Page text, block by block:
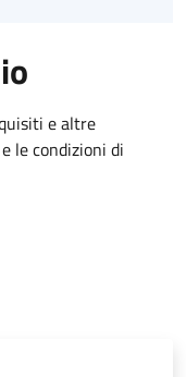
e altre
le condizioni di